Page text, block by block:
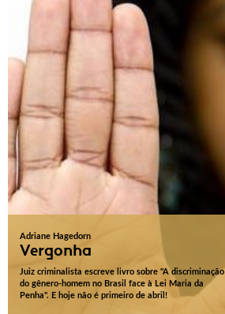
Adriane Hagedorn
Vergonha
Juiz criminalista escreve livro sobre "A discriminação
do gênero-homem no Brasil face à Lei Maria da
Penha". E hoje não é primeiro de abril!